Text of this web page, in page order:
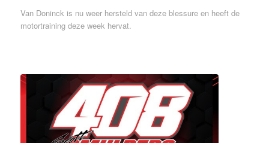
Van Doninck is nu weer hersteld van deze blessure en heeft de
motortraining deze week hervat.